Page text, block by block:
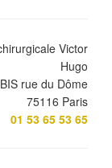
Victor
Hugo
rue du Dôme
75116 Paris
01 53 65 53 65